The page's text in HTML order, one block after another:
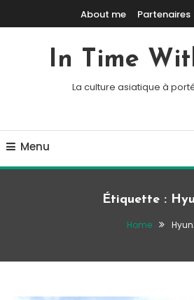
Skip To ContentAbout me Partenaires
In Time
La culture asiatique à
Menu
Étiquette :
Home